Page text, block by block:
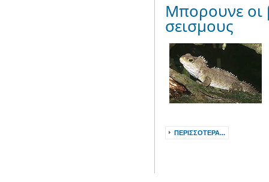
Μπορουνε οι
σεισμους
ΠΕΡΙΣΣΌΤΕΡΑ...